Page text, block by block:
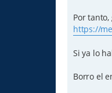
Por
https://
Si ya lo
Borro el